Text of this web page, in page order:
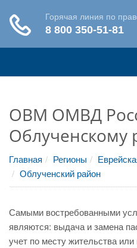
ОВМ ОМВД
Облученскому
Главная Регионы
Облученский район
Самыми востребованными
являются: выдача и замена
учет по месту жительства